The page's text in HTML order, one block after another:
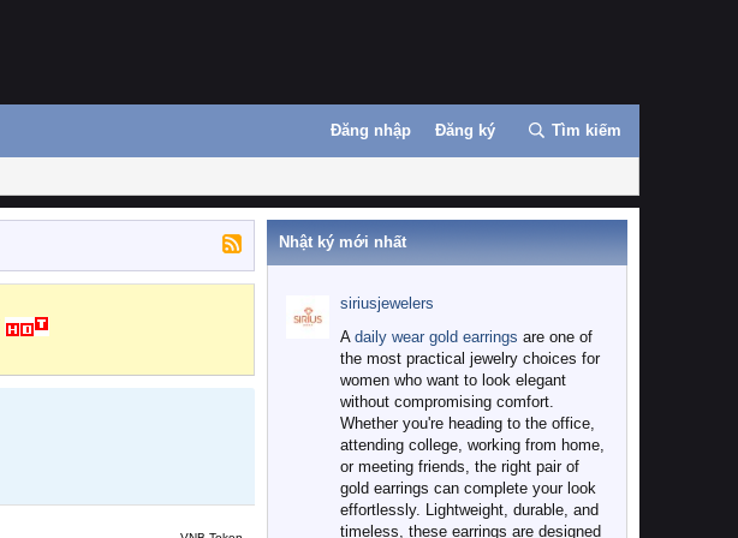
Đăng nhập Đăng ký Tìm kiếm
Nhật ký mới nhất
siriusjewelers
A daily wear gold earrings are one of
the most practical jewelry choices for
women who want to look elegant
without compromising comfort.
Whether you're heading to the office,
attending college, working from home,
or meeting friends, the right pair of
gold earrings can complete your look
effortlessly. Lightweight, durable, and
timeless, these earrings are designed